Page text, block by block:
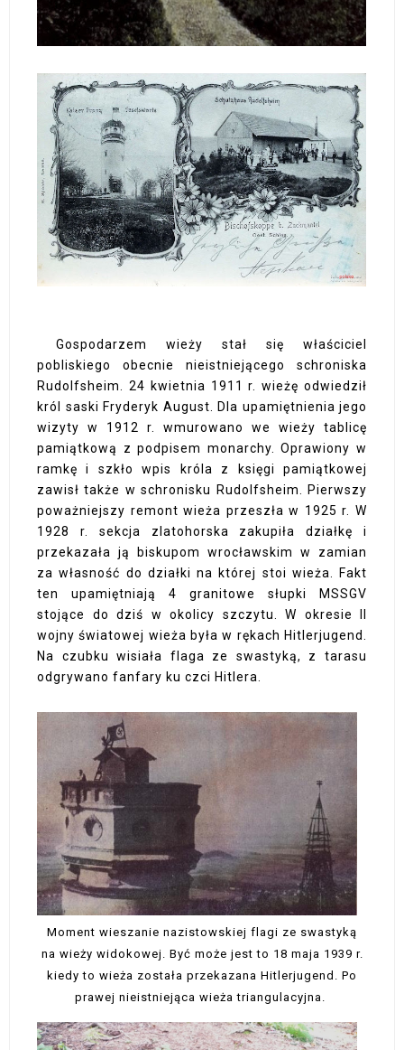
Gospodarzem wieży stał się właściciel
pobliskiego obecnie nieistniejącego schroniska
Rudolfsheim. 24 kwietnia 1911 r. wieżę odwiedził
król saski Fryderyk August. Dla upamiętnienia jego
wizyty w 1912 r. wmurowano we wieży tablicę
pamiątkową z podpisem monarchy. Oprawiony w
ramkę i szkło wpis króla z księgi pamiątkowej
zawisł także w schronisku Rudolfsheim. Pierwszy
poważniejszy remont wieża przeszła w 1925 r. W
1928 r. sekcja zlatohorska zakupiła działkę i
przekazała ją biskupom wrocławskim w zamian
za własność do działki na której stoi wieża. Fakt
ten upamiętniają 4 granitowe słupki MSSGV
stojące do dziś w okolicy szczytu. W okresie II
wojny światowej wieża była w rękach Hitlerjugend.
Na czubku wisiała flaga ze swastyką, z tarasu
odgrywano fanfary ku czci Hitlera.
Moment wieszanie nazistowskiej flagi ze swastyką
na wieży widokowej. Być może jest to 18 maja 1939 r.
kiedy to wieża została przekazana Hitlerjugend. Po
prawej nieistniejąca wieża triangulacyjna.